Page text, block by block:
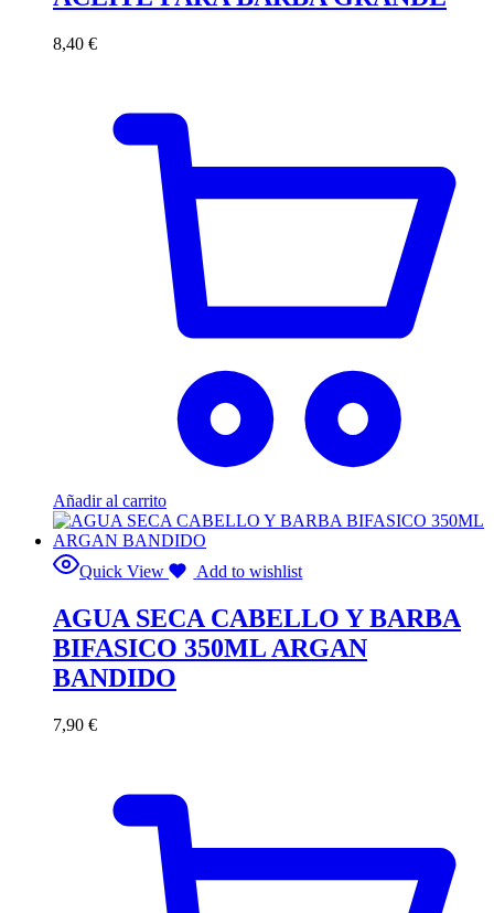
8,40 €
Añadir al carrito
Quick View Add to wishlist
AGUA SECA CABELLO Y BARBA
BIFASICO 350ML ARGAN
BANDIDO
7,90 €